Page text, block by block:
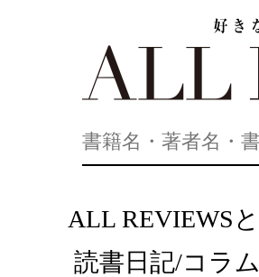
ALL REVIEWS
読書日記/コラ